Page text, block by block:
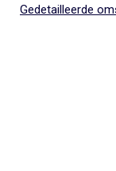
Gedetailleerde